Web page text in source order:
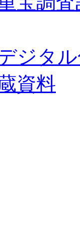
ジタ
資料